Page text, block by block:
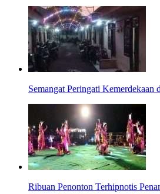
Semangat Peringati
Ribuan Penonton Terhipnotis